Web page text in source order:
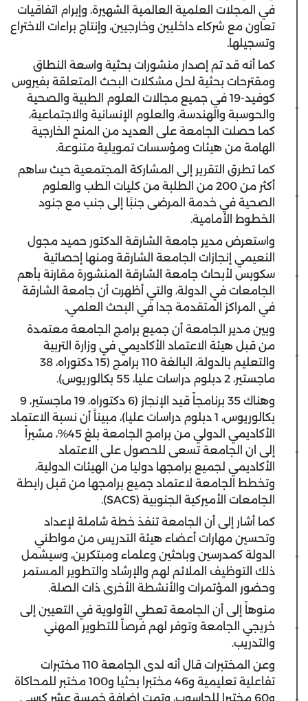
في المجلات العلمية العالمية الشهيرة، وإبرام اتفاقيات
تعاون مع شركاء داخليين وخارجيين، وإنتاج براءات الاختراع
وتسجيلها.
كما أنه قد تم إصدار منشورات بحثية واسعة النطاق
ومقترحات بحثية لحل مشكلات البحث المتعلقة بفيروس
كوفيد-19 في جميع مجالات العلوم الطبية والصحية
والحوسبة والهندسة، والعلوم الإنسانية والاجتماعية،
كما حصلت الجامعة على العديد من المنح الخارجية
الهامة من هيئات ومؤسسات تمويلية متنوعة.
كما تطرق التقرير إلى المشاركة المجتمعية حيث ساهم
أكثر من 200 من الطلبة من كليات الطب والعلوم
الصحية في خدمة المرضى جنبًا إلى جنب مع جنود
الخطوط الأمامية.
واستعرض مدير جامعة الشارقة الدكتور حميد مجول
النعيمي إنجازات الجامعة الشارقة ومنها إحصائية
سكوبس لأبحاث جامعة الشارقة المنشورة مقارنة بأهم
الجامعات في الدولة، والتي أظهرت أن جامعة الشارقة
في المراكز المتقدمة جدا في البحث العلمي.
وبين مدير الجامعة أن جميع برامج الجامعة معتمدة
من قبل هيئة الاعتماد الأكاديمي في وزارة التربية
والتعليم بالدولة، البالغة 110 برامج (15 دكتوراه، 38
ماجستير، 2 دبلوم دراسات عليا، 55 بكالوريوس).
وهناك 35 برنامجاً قيد الإنجاز (6 دكتوراه، 19 ماجستير، 9
بكالوريوس، 1 دبلوم دراسات عليا)، مبيناً أن نسبة الاعتماد
الأكاديمي الدولي من برامج الجامعة بلغ 45%، مشيراً
إلى ان الجامعة تسعى للحصول على الاعتماد
الأكاديمي لجميع برامجها دوليا من الهيئات الدولية،
وتخطط الجامعة لاعتماد جميع برامجها من قبل رابطة
الجامعات الأميركية الجنوبية (SACS).
كما أشار إلى أن الجامعة تنفذ خطة شاملة لإعداد
وتحسين مهارات أعضاء هيئة التدريس من مواطني
الدولة كمدرسين وباحثين وعلماء ومبتكرين، وسيشمل
ذلك التوظيف الملائم لهم والإرشاد والتطوير المستمر
وحضور المؤتمرات والأنشطة الأخرى ذات الصلة.
منوهاً إلى أن الجامعة تعطي الأولوية في التعيين إلى
خريجي الجامعة وتوفر لهم فرصاً للتطوير المهني
والتدريب.
وعن المختبرات قال أنه لدى الجامعة 110 مختبرات
تفاعلية تعليمية و46 مختبرا بحثيا و100 مختبر للمحاكاة
و60 مختبرا للحاسوب، وتمت إضافة خمسة عشر كرسي